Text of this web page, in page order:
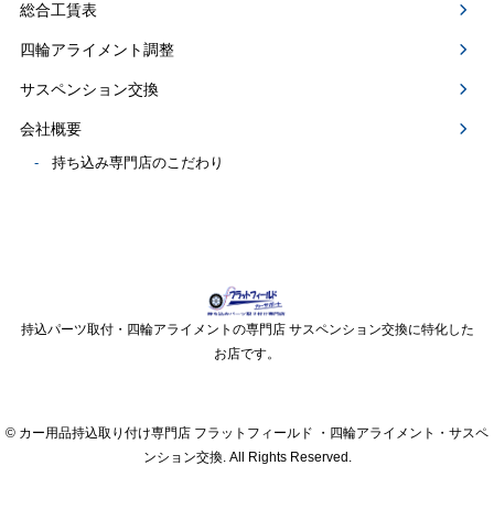
総合工賃表
四輪アライメント調整
サスペンション交換
会社概要
持ち込み専門店のこだわり
持込パーツ取付・四輪アライメントの専門店 サスペンション交換に特化した
お店です。
© カー用品持込取り付け専門店 フラットフィールド ・四輪アライメント・サスペ
ンション交換. All Rights Reserved.